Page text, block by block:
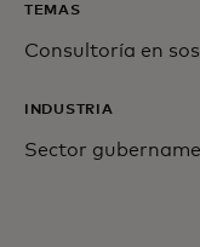
TEMAS
Consultoría en
INDUSTRIA
Sector